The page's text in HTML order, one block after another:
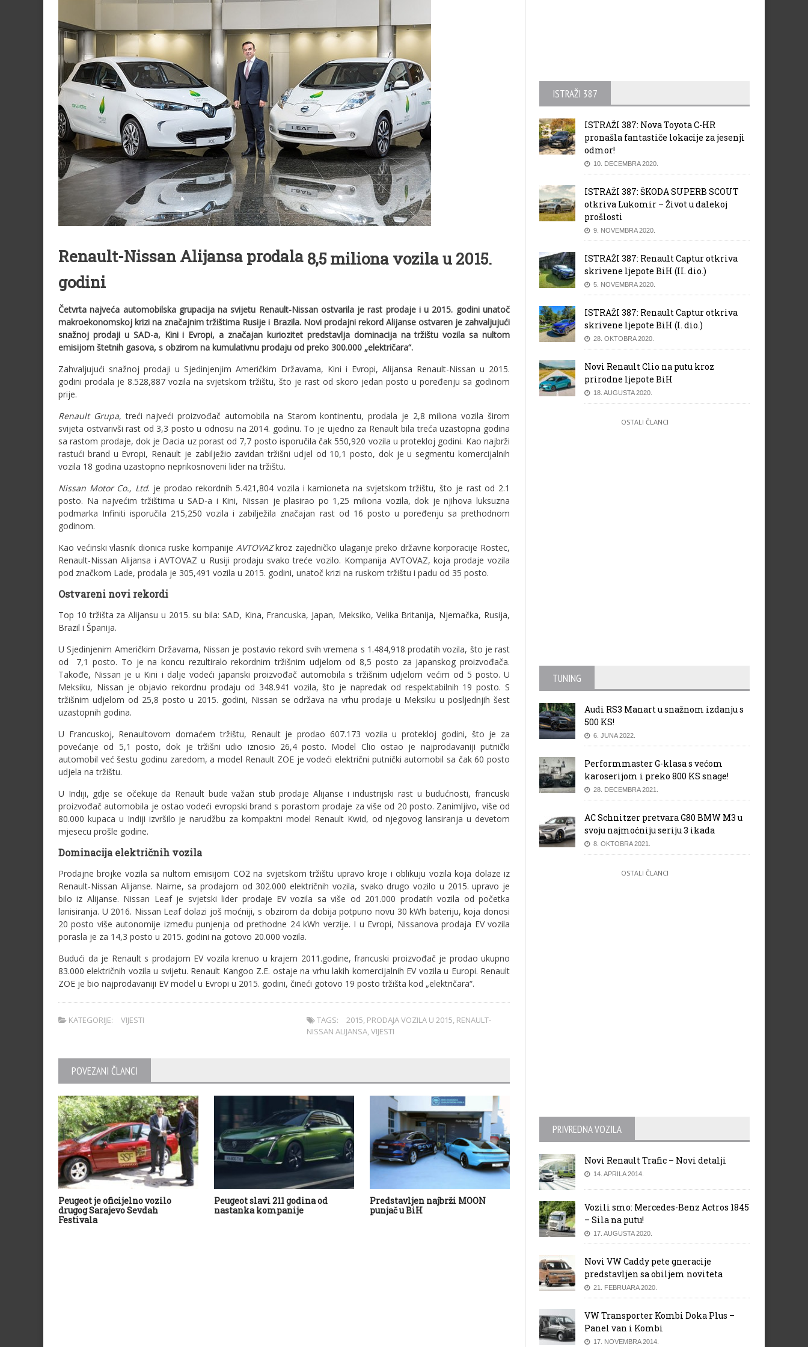
Renault-Nissan Alijansa prodala 8,5 miliona vozila u 2015.
godini
Četvrta najveća automobilska grupacija na svijetu Renault-Nissan ostvarila je rast prodaje i u 2015. godini unatoč
makroekonomskoj krizi na značajnim tržištima Rusije i Brazila. Novi prodajni rekord Alijanse ostvaren je zahvaljujući
snažnoj prodaji u SAD-a, Kini i Evropi, a značajan kuriozitet predstavlja dominacija na tržištu vozila sa nultom
emisijom štetnih gasova, s obzirom na kumulativnu prodaju od preko 300.000 „električara“.
Zahvaljujući snažnoj prodaji u Sjedinjenjim Američkim Državama, Kini i Evropi, Alijansa Renault-Nissan u 2015.
godini prodala je 8.528,887 vozila na svjetskom tržištu, što je rast od skoro jedan posto u poređenju sa godinom
prije.
Renault Grupa, treći najveći proizvođač automobila na Starom kontinentu, prodala je 2,8 miliona vozila širom
svijeta ostvarivši rast od 3,3 posto u odnosu na 2014. godinu. To je ujedno za Renault bila treća uzastopna godina
sa rastom prodaje, dok je Dacia uz porast od 7,7 posto isporučila čak 550,920 vozila u protekloj godini. Kao najbrži
rastući brand u Evropi, Renault je zabilježio zavidan tržišni udjel od 10,1 posto, dok je u segmentu komercijalnih
vozila 18 godina uzastopno neprikosnoveni lider na tržištu.
Nissan Motor Co., Ltd. je prodao rekordnih 5.421,804 vozila i kamioneta na svjetskom tržištu, što je rast od 2.1
posto. Na najvećim tržištima u SAD-a i Kini, Nissan je plasirao po 1,25 miliona vozila, dok je njihova luksuzna
podmarka Infiniti isporučila 215,250 vozila i zabilježila značajan rast od 16 posto u poređenju sa prethodnom
godinom.
Kao većinski vlasnik dionica ruske kompanije AVTOVAZkroz zajedničko ulaganje preko državne korporacije Rostec,
Renault-Nissan Alijansa i AVTOVAZ u Rusiji prodaju svako treće vozilo. Kompanija AVTOVAZ, koja prodaje vozila
pod značkom Lade, prodala je 305,491 vozila u 2015. godini, unatoč krizi na ruskom tržištu i padu od 35 posto.
Ostvareni novi rekordi
Top 10 tržišta za Alijansu u 2015. su bila: SAD, Kina, Francuska, Japan, Meksiko, Velika Britanija, Njemačka, Rusija,
Brazil i Španija.
U Sjedinjenim Američkim Državama, Nissan je postavio rekord svih vremena s 1.484,918 prodatih vozila, što je rast
od 7,1 posto. To je na koncu rezultiralo rekordnim tržišnim udjelom od 8,5 posto za japanskog proizvođača.
Takođe, Nissan je u Kini i dalje vodeći japanski proizvođač automobila s tržišnim udjelom većim od 5 posto. U
Meksiku, Nissan je objavio rekordnu prodaju od 348.941 vozila, što je napredak od respektabilnih 19 posto. S
tržišnim udjelom od 25,8 posto u 2015. godini, Nissan se održava na vrhu prodaje u Meksiku u posljednjih šest
uzastopnih godina.
U Francuskoj, Renaultovom domaćem tržištu, Renault je prodao 607.173 vozila u protekloj godini, što je za
povećanje od 5,1 posto, dok je tržišni udio iznosio 26,4 posto. Model Clio ostao je najprodavaniji putnički
automobil već šestu godinu zaredom, a model Renault ZOE je vodeći električni putnički automobil sa čak 60 posto
udjela na tržištu.
U Indiji, gdje se očekuje da Renault bude važan stub prodaje Alijanse i industrijski rast u budućnosti, francuski
proizvođač automobila je ostao vodeći evropski brand s porastom prodaje za više od 20 posto. Zanimljivo, više od
80.000 kupaca u Indiji izvršilo je narudžbu za kompaktni model Renault Kwid, od njegovog lansiranja u devetom
mjesecu prošle godine.
Dominacija električnih vozila
Prodajne brojke vozila sa nultom emisijom CO2 na svjetskom tržištu upravo kroje i oblikuju vozila koja dolaze iz
Renault-Nissan Alijanse. Naime, sa prodajom od 302.000 električnih vozila, svako drugo vozilo u 2015. upravo je
bilo iz Alijanse. Nissan Leaf je svjetski lider prodaje EV vozila sa više od 201.000 prodatih vozila od početka
lanisiranja. U 2016. Nissan Leaf dolazi još moćniji, s obzirom da dobija potpuno novu 30 kWh bateriju, koja donosi
20 posto više autonomije između punjenja od prethodne 24 kWh verzije. I u Evropi, Nissanova prodaja EV vozila
porasla je za 14,3 posto u 2015. godini na gotovo 20.000 vozila.
Budući da je Renault s prodajom EV vozila krenuo u krajem 2011.godine, francuski proizvođač je prodao ukupno
83.000 električnih vozila u svijetu. Renault Kangoo Z.E. ostaje na vrhu lakih komercijalnih EV vozila u Europi. Renault
ZOE je bio najprodavaniji EV model u Evropi u 2015. godini, čineći gotovo 19 posto tržišta kod „električara“.
KATEGORIJE: VIJESTI TAGS: 2015, PRODAJA VOZILA U 2015, RENAULT-
NISSAN ALIJANSA,VIJESTI
POVEZANI ČLANCI
Peugeot je oficijelno vozilo
drugog Sarajevo Sevdah
Festivala
Peugeot slavi 211 godina od
nastanka kompanije
Predstavljen najbrži MOON
punjač u BiH
Citroën ima već 10 miliona
fanova na Facebooku!
za sigurnost
ISTRAŽI 387
ISTRAŽI 387: Nova Toyota C-HR
pronašla fantastiče lokacije za jesenji
odmor!
10. DECEMBRA 2020.
ISTRAŽI 387: ŠKODA SUPERB SCOUT
otkriva Lukomir – Život u dalekoj
prošlosti
9. NOVEMBRA 2020.
ISTRAŽI 387: Renault Captur otkriva
skrivene ljepote BiH (II. dio.)
5. NOVEMBRA 2020.
ISTRAŽI 387: Renault Captur otkriva
skrivene ljepote BiH (I. dio.)
28. OKTOBRA 2020.
Novi Renault Clio na putu kroz
prirodne ljepote BiH
18. AUGUSTA 2020.
OSTALI ČLANCI
TUNING
Audi RS3 Manart u snažnom izdanju s
500 KS!
6. JUNA 2022.
Performmaster G-klasa s većom
karoserijom i preko 800 KS snage!
28. DECEMBRA 2021.
AC Schnitzer pretvara G80 BMW M3 u
svoju najmoćniju seriju 3 ikada
8. OKTOBRA 2021.
OSTALI ČLANCI
PRIVREDNA VOZILA
Novi Renault Trafic – Novi detalji
14. APRILA 2014.
Vozili smo: Mercedes-Benz Actros 1845
– Sila na putu!
17. AUGUSTA 2020.
Novi VW Caddy pete gneracije
predstavljen sa obiljem noviteta
21. FEBRUARA 2020.
VW Transporter Kombi Doka Plus –
Panel van i Kombi
17. NOVEMBRA 2014.